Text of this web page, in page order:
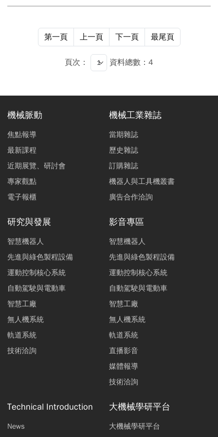
震懸吊，即在車輪和車身之間加裝金屬、橡膠等材質的彈
長途、高速的運輸成為可能。隨著長途運輸、載重量提升
等需求，承重量、調整性更高的空氣彈簧懸吊隨之產生，
其可以透過空氣壓力來調節懸吊高度和硬度，以配合車輛
不同載重、配重時的需求，底盤性能也隨之提升。現在氣
軟硬調整、主動防傾等功能。本文將先介紹懸吊系統的目
的、數學模型，再進一步介紹空氣彈簧懸吊系統中，一種
常被重型車輛常採用之液氣壓懸吊（Hydropneumatic
suspension）。
第一頁 上一頁 下一頁 最尾頁
頁次： 資料總數：4
機械脈動
焦點報導
最新課程
近期展覽、研討會
專家觀點
電子報櫃
機械工業雜誌
當期雜誌
歷史雜誌
訂購雜誌
機器人與工具機叢書
廣告合作洽詢
研究與發展
智慧機器人
先進與綠色製程設備
運動控制核心系統
自動駕駛與電動車
智慧工廠
無人機系統
軌道系統
技術洽詢
影音專區
智慧機器人
先進與綠色製程設備
運動控制核心系統
自動駕駛與電動車
智慧工廠
無人機系統
軌道系統
直播影音
媒體報導
技術洽詢
Technical Introduction
News
大機械學研平台
大機械學研平台